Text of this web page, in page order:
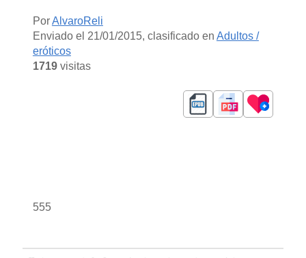
PorAlvaroReli
Enviado el 21/01/2015, clasificado en Adultos /
eróticos
1719visitas
555